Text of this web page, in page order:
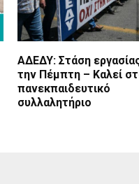
ΑΔΕΔΥ: Στάση
την Πέμπτη – Καλεί
πανεκπαιδευτικό
συλλαλητήριο